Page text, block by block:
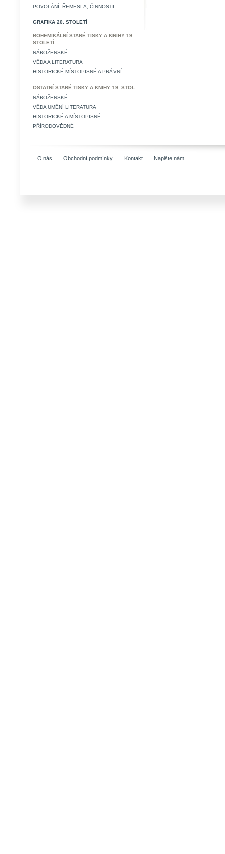
POVOLÁNÍ, ŘEMESLA, ČINNOSTI.
GRAFIKA 20. STOLETÍ
BOHEMIKÁLNÍ STARÉ TISKY A KNIHY 19.
STOLETÍ
NÁBOŽENSKÉ
VĚDA A LITERATURA
HISTORICKÉ MÍSTOPISNÉ A PRÁVNÍ
OSTATNÍ STARÉ TISKY A KNIHY 19. STOL
NÁBOŽENSKÉ
VĚDA UMĚNÍ LITERATURA
HISTORICKÉ A MÍSTOPISNÉ
PŘÍRODOVĚDNÉ
O nás Obchodní podmínky Kontakt Napište nám